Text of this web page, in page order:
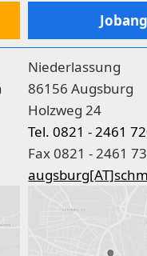
Niederlassung
86156 Augsburg
Holzweg 24
Tel. 0821 - 2461
Fax 0821 - 2461